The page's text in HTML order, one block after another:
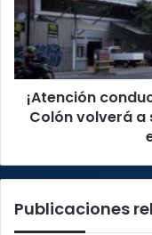
Paseo
Colón
volverá
a
horario
partir
este
¡Atención
Colón volverá
Publicaciones